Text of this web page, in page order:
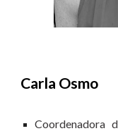
Carla Osmo
Coordenadora